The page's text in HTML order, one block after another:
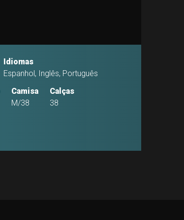
Idiomas
Espanhol, Inglês, Português
Camisa
M/38
Calças
38